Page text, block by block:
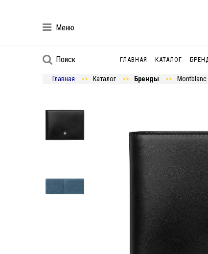
Меню
Поиск ГЛАВНАЯ КАТАЛОГ
Главная Каталог Бренды Montblanc